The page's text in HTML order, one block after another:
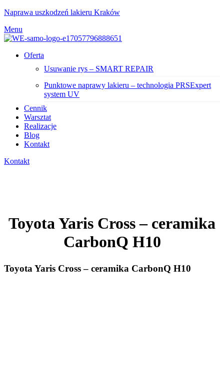
Naprawa uszkodzeń lakieru Kraków
Menu
Oferta
Usuwanie rys – SMART REPAIR
Punktowe naprawy lakieru – technologia PRSExpert
system UV
Cennik
Warsztat
Realizacje
Blog
Kontakt
Kontakt
Toyota Yaris Cross – ceramika
CarbonQ H10
Toyota Yaris Cross – ceramika CarbonQ H10